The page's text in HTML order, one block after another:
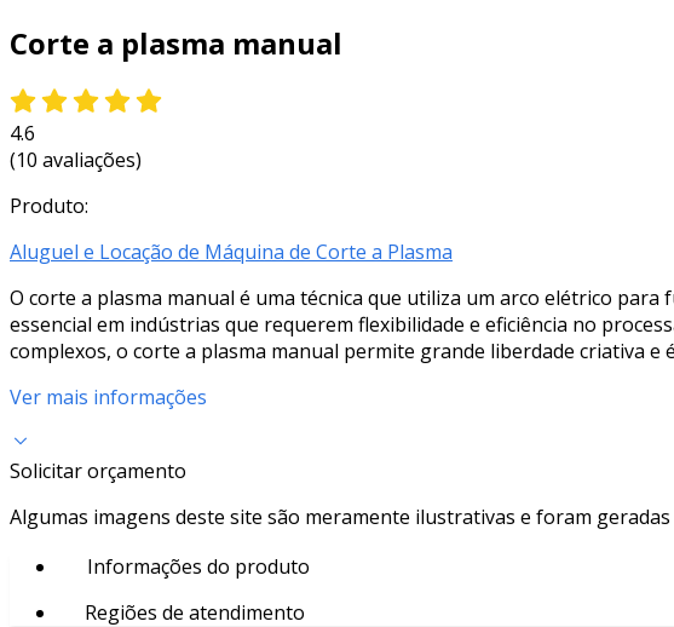
Corte a plasma manual
4.6
(10 avaliações)
Produto:
Aluguel e Locação de Máquina de Corte a Plasma
O corte a plasma manual é uma técnica que utiliza um arco elétrico
essencial em indústrias que requerem flexibilidade e eficiência no
complexos, o corte a plasma manual permite grande liberdade criativa
Ver mais informações
Solicitar orçamento
Algumas imagens deste site são meramente ilustrativas e foram
Informações do produto
Regiões de atendimento